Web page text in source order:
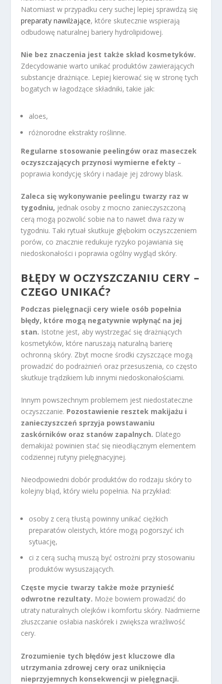
Natomiast w przypadku cery suchej lepiej sprawdzą się
preparaty nawilżające, które skutecznie wspierają
odbudowę naturalnej bariery hydrolipidowej.
Nie bez znaczenia jest także skład kosmetyków.
Zdecydowanie warto unikać produktów zawierających
substancje drażniące. Lepiej kierować się w stronę tych
bogatych w łagodzące składniki, takie jak:
aloes,
różnorodne ekstrakty roślinne.
Regularne stosowanie peelingów oraz maseczek
oczyszczających przynosi wymierne efekty –
poprawia kondycję skóry i nadaje jej zdrowy blask.
Zaleca się wykonywanie peelingu twarzy raz w
tygodniu, jednak osoby z mocno zanieczyszczoną
cerą mogą pozwolić sobie na to nawet dwa razy w
tygodniu. Taki rytuał skutkuje głębokim oczyszczeniem
porów, co znacznie redukuje ryzyko pojawiania się
niedoskonałości i poprawia ogólny wygląd skóry.
BŁĘDY W OCZYSZCZANIU CERY –
CZEGO UNIKAĆ?
Podczas pielęgnacji cery wiele osób popełnia
błędy, które mogą negatywnie wpłynąć na jej
stan. Istotne jest, aby wystrzegać się drażniących
kosmetyków, które naruszają naturalną barierę
ochronną skóry. Zbyt mocne środki czyszczące mogą
prowadzić do podrażnień oraz przesuszenia, co często
skutkuje trądzikiem lub innymi niedoskonałościami.
Innym powszechnym problemem jest niedostateczne
oczyszczanie. Pozostawienie resztek makijażu i
zanieczyszczeń sprzyja powstawaniu
zaskórników oraz stanów zapalnych. Dlatego
demakijaż powinien stać się nieodłącznym elementem
codziennej rutyny pielęgnacyjnej.
Nieodpowiedni dobór produktów do rodzaju skóry to
kolejny błąd, który wielu popełnia. Na przykład:
osoby z cerą tłustą powinny unikać ciężkich
preparatów oleistych, które mogą pogorszyć ich
sytuację,
ci z cerą suchą muszą być ostrożni przy stosowaniu
produktów wysuszających.
Częste mycie twarzy także może przynieść
odwrotne rezultaty. Może bowiem prowadzić do
utraty naturalnych olejków i komfortu skóry. Nadmierne
złuszczanie osłabia naskórek i zwiększa wrażliwość
cery.
Zrozumienie tych błędów jest kluczowe dla
utrzymania zdrowej cery oraz uniknięcia
nieprzyjemnych konsekwencji w pielęgnacji.